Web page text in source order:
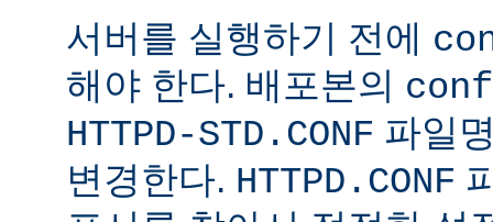
서버를 실행하기 전에
해야 한다. 배포본의 conf
HTTPD-STD.CONF 파일
변경한다. HTTPD.CONF